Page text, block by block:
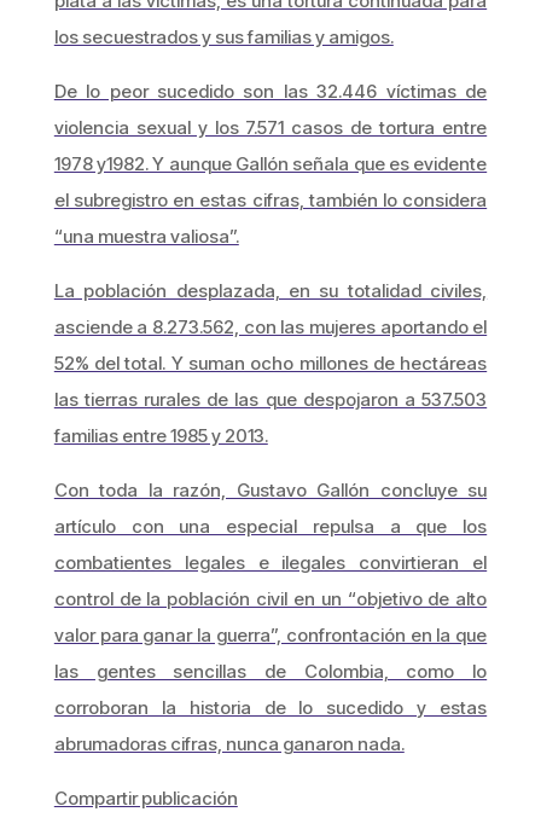
los secuestrados y sus familias y amigos.
De lo peor sucedido son las 32.446 víctimas de
violencia sexual y los 7.571 casos de tortura entre
1978 y1982. Y aunque Gallón señala que es evidente
el subregistro en estas cifras, también lo considera
“una muestra valiosa”.
La población desplazada, en su totalidad civiles,
asciende a 8.273.562, con las mujeres aportando el
52% del total. Y suman ocho millones de hectáreas
las tierras rurales de las que despojaron a 537.503
familias entre 1985 y 2013.
Con toda la razón, Gustavo Gallón concluye su
artículo con una especial repulsa a que los
combatientes legales e ilegales convirtieran el
control de la población civil en un “objetivo de alto
valor para ganar la guerra”, confrontación en la que
las gentes sencillas de Colombia, como lo
corroboran la historia de lo sucedido y estas
abrumadoras cifras, nunca ganaron nada.
Compartir publicación